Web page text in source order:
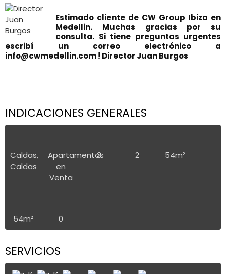
Estimado cliente de CW Group Ibiza en
Medellin. Muchas gracias por su
consulta. Si tiene preguntas urgentes
escribí un correo electrónico a
info@cwmedellin.com ! Director Juan Burgos
INDICACIONES GENERALES
Caldas,
Caldas
Apartamentos
en
Venta
3 2 54m²
54m² 0
SERVICIOS